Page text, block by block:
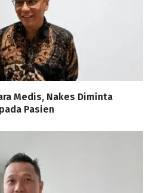
Medis, Nakes Diminta
Pasien